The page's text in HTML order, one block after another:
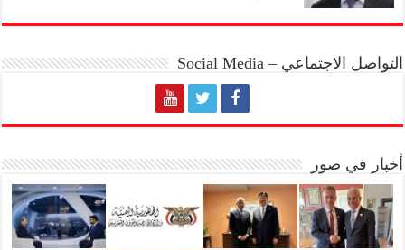
التواصل الاجتماعي – Social Media
أخبار في صور